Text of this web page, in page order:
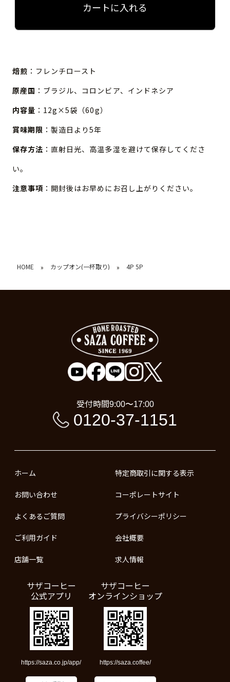
カートに入れる
焙煎 ：フレンチロースト
原産国 ：ブラジル、コロンビア、インドネシア
内容量 ：12g×5袋（60g）
賞味期限 ：製造日より5年
保存方法 ：直射日光、高温多湿を避けて保存してくださ
い。
注意事項 ：開封後はお早めにお召し上がりください。
HOME » カップオン(一杯取り) » 4P 5P
受付時間9:00〜17:00
0120-37-1151
ホーム
お問い合わせ
よくあるご質問
ご利用ガイド
店舗一覧
特定商取引に関する表示
コーポレートサイト
プライバシーポリシー
会社概要
求人情報
サザコーヒー
公式アプリ
https://saza.co.jp/app/
サザコーヒー
オンラインショップ
https://saza.coffee/